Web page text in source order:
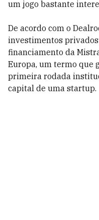
um jogo bastante
De acordo com o
investimentos
financiamento da
Europa, um termo que
primeira rodada
capital de uma startup.